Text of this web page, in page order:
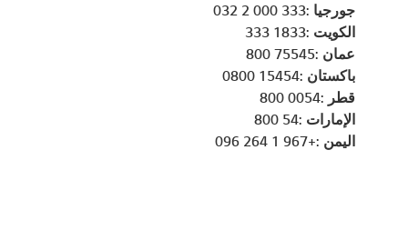
جورجيا :333 000 2 032
الكويت :1833 333
عمان :75545 800
باكستان :15454 0800
قطر :0054 800
الإمارات :54 800
اليمن :+967 1 264 096